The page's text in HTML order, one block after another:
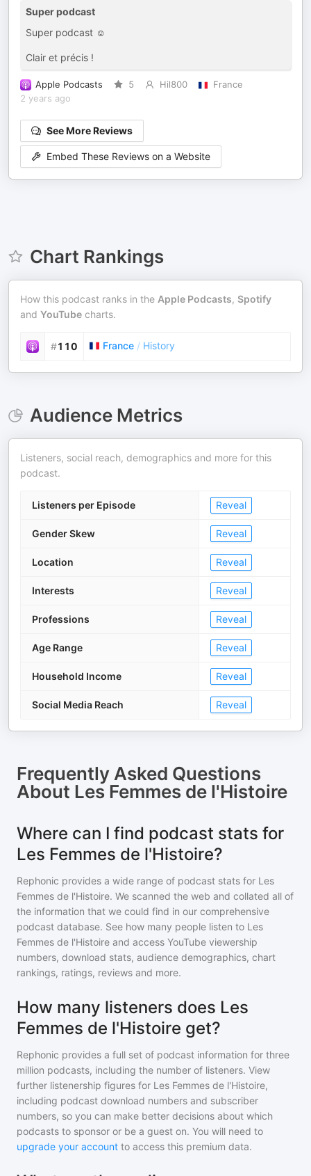
Super podcast
Super podcast ☺️
Clair et précis !
Apple Podcasts 5 Hil800
France
2 years ago
See More Reviews
Embed These Reviews on a Website
Chart Rankings
How this podcast ranks in the Apple Podcasts, Spotify
and YouTube charts.
#110 France / History
Audience Metrics
Listeners, social reach, demographics and more for this
podcast.
Listeners per Episode Reveal
Gender Skew Reveal
Location Reveal
Interests Reveal
Professions Reveal
Age Range Reveal
Household Income Reveal
Social Media Reach Reveal
Frequently Asked Questions
About Les Femmes de l'Histoire
Where can I find podcast stats for
Les Femmes de l'Histoire?
Rephonic provides a wide range of podcast stats for Les
Femmes de l'Histoire. We scanned the web and collated all of
the information that we could find in our comprehensive
podcast database. See how many people listen to Les
Femmes de l'Histoire and access YouTube viewership
numbers, download stats, audience demographics, chart
rankings, ratings, reviews and more.
How many listeners does Les
Femmes de l'Histoire get?
Rephonic provides a full set of podcast information for three
million podcasts, including the number of listeners. View
further listenership figures for Les Femmes de l'Histoire,
including podcast download numbers and subscriber
numbers, so you can make better decisions about which
podcasts to sponsor or be a guest on. You will need to
upgrade your account to access this premium data.